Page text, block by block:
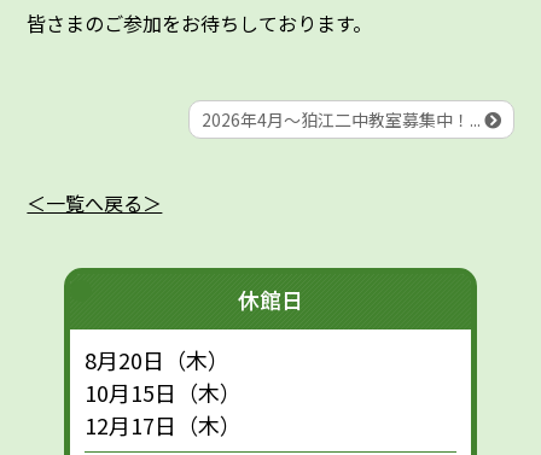
皆さまのご参加をお待ちしております。
2026年4月～狛江二中教室募集中！...
＜一覧へ戻る＞
休館日
8月20日（木）
10月15日（木）
12月17日（木）